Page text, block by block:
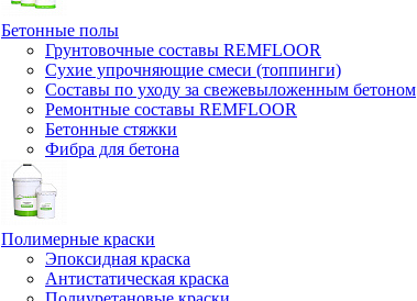
Бетонные полы
Грунтовочные составы REMFLOOR
Сухие упрочняющие смеси (топпинги)
Составы по уходу за свежевыложенным бетоном
Ремонтные составы REMFLOOR
Бетонные стяжки
Фибра для бетона
Полимерные краски
Эпоксидная краска
Антистатическая краска